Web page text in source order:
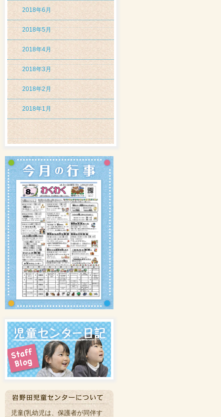
2018年6月
2018年5月
2018年4月
2018年3月
2018年2月
2018年1月
児童(乳幼児は、保護者が同伴す